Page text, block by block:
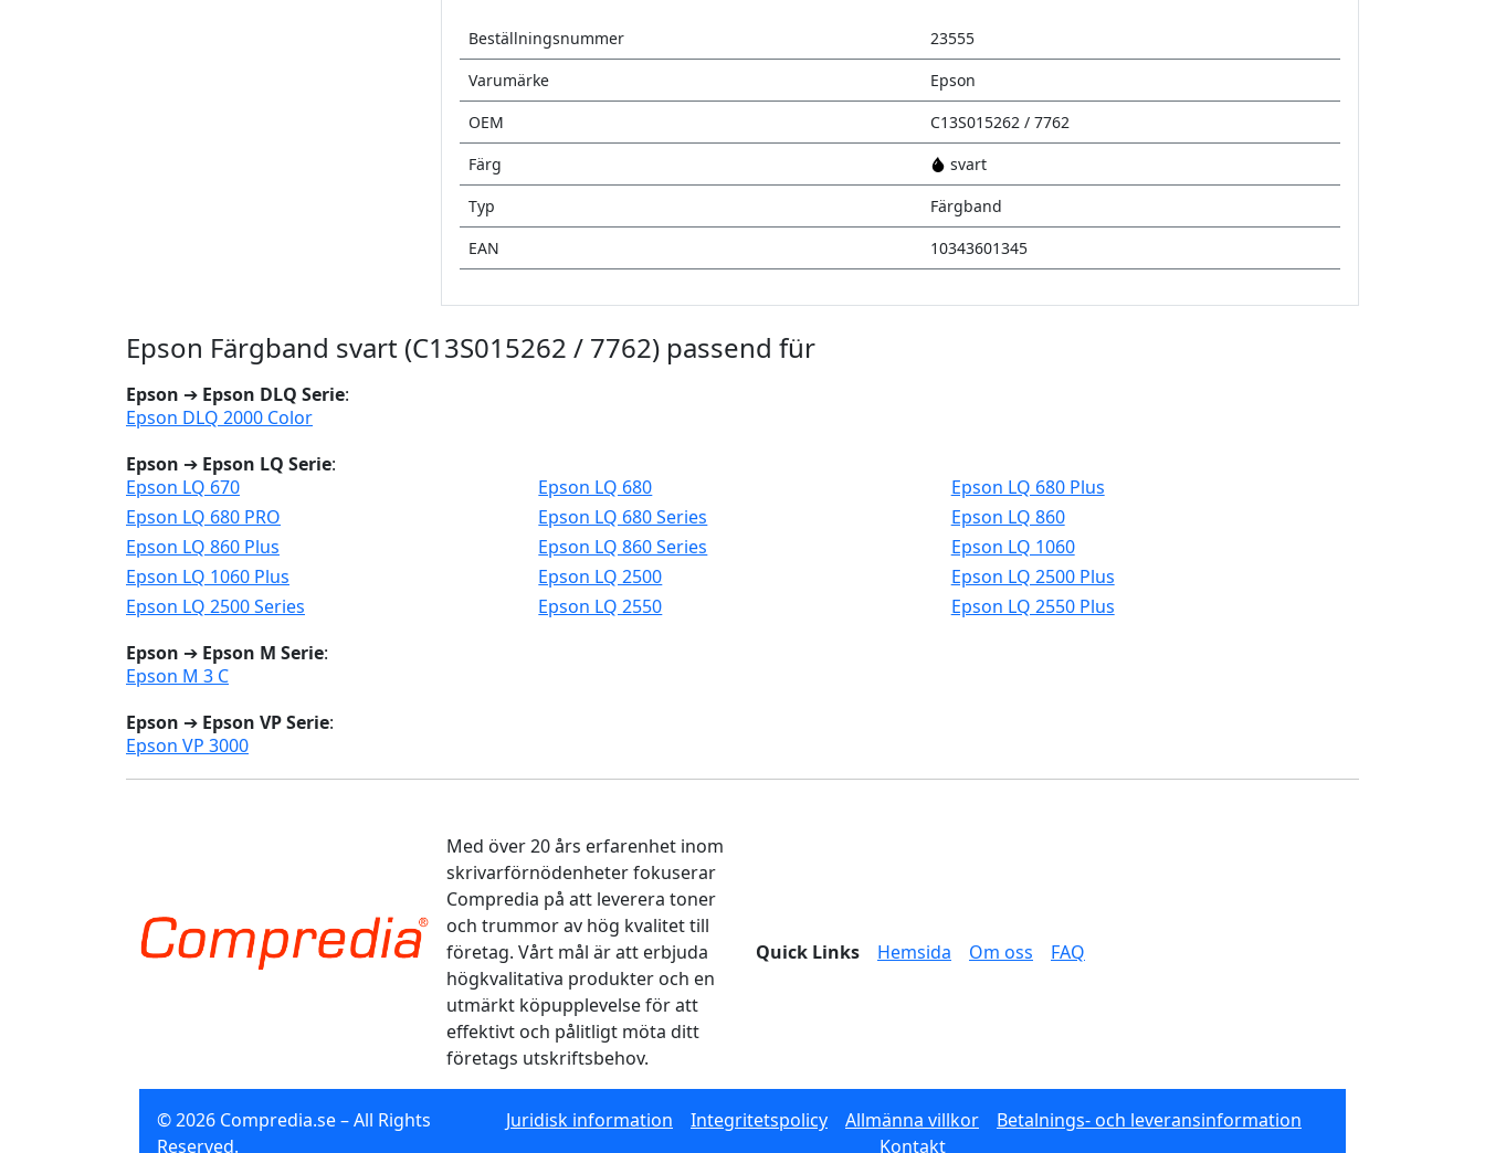
Beställningsnummer
23555
Varumärke
Epson
OEM
C13S015262 / 7762
Färg
svart
Typ
Färgband
EAN
10343601345
Epson Färgband svart (C13S015262 / 7762) passend für
Epson ➔ Epson DLQ Serie:
Epson DLQ 2000 Color
Epson ➔ Epson LQ Serie:
Epson LQ 670
Epson LQ 680
Epson LQ 680 Plus
Epson LQ 680 PRO
Epson LQ 680 Series
Epson LQ 860
Epson LQ 860 Plus
Epson LQ 860 Series
Epson LQ 1060
Epson LQ 1060 Plus
Epson LQ 2500
Epson LQ 2500 Plus
Epson LQ 2500 Series
Epson LQ 2550
Epson LQ 2550 Plus
Epson ➔ Epson M Serie:
Epson M 3 C
Epson ➔ Epson VP Serie:
Epson VP 3000
Med över 20 års erfarenhet inom
skrivarförnödenheter fokuserar
Compredia på att leverera toner
och trummor av hög kvalitet till
företag. Vårt mål är att erbjuda
högkvalitativa produkter och en
utmärkt köpupplevelse för att
effektivt och pålitligt möta ditt
företags utskriftsbehov.
Quick Links Hemsida Om oss FAQ
© 2026 Compredia.se – All Rights
Reserved.
Juridisk information Integritetspolicy Allmänna villkor
Betalnings- och leveransinformation
Kontakt